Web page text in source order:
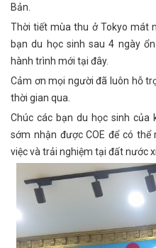
Bản.
Thời tiết mùa thu ở Tokyo mát
bạn du học sinh sau 4 ngày
hành trình mới tại đây.
Cảm ơn mọi người đã luôn hỗ
thời gian qua.
Chúc các bạn du học sinh
sớm nhận được COE để có
việc và trải nghiệm tại đất nước